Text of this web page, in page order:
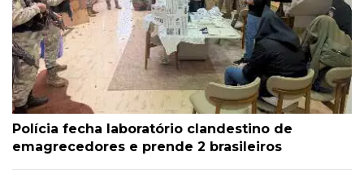
Polícia fecha laboratório clandestino de
emagrecedores e prende 2 brasileiros